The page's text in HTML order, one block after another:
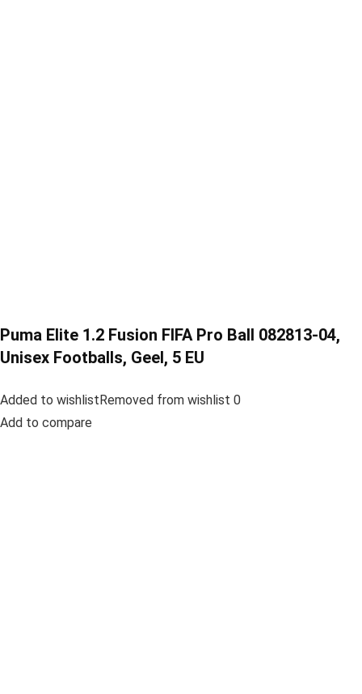
Puma Elite 1.2 Fusion FIFA Pro Ball 082813-04,
Unisex Footballs, Geel, 5 EU
Added to wishlistRemoved from wishlist 0
Add to compare